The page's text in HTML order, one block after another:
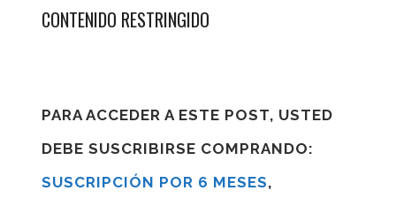
CONTENIDO RESTRINGIDO
PARA ACCEDER A ESTE POST, USTED
DEBE SUSCRIBIRSE COMPRANDO:
SUSCRIPCIÓN POR 6 MESES,